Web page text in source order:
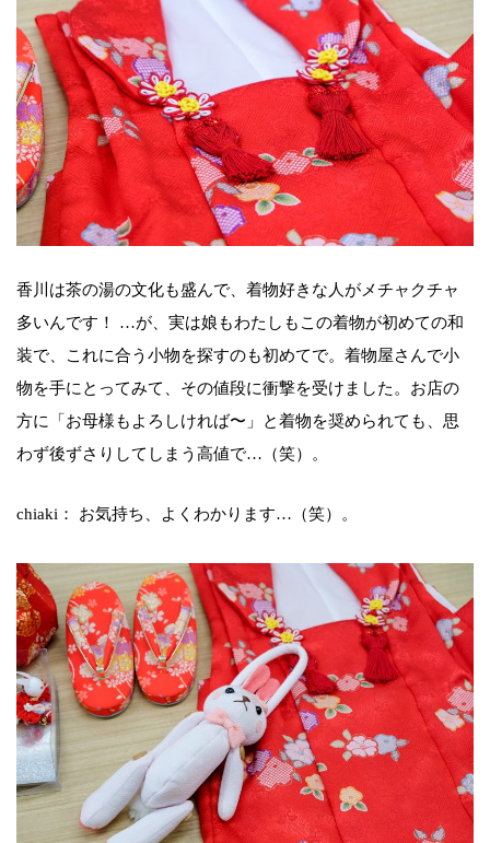
香川は茶の湯の文化も盛んで、着物好きな人がメチャクチャ
多いんです！ …が、実は娘もわたしもこの着物が初めての和
装で、これに合う小物を探すのも初めてで。着物屋さんで小
物を手にとってみて、その値段に衝撃を受けました。お店の
方に「お母様もよろしければ〜」と着物を奨められても、思
わず後ずさりしてしまう高値で…（笑）。
chiaki： お気持ち、よくわかります…（笑）。